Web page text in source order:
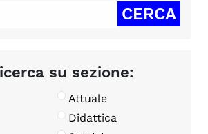
su sezione:
Attuale
Didattica